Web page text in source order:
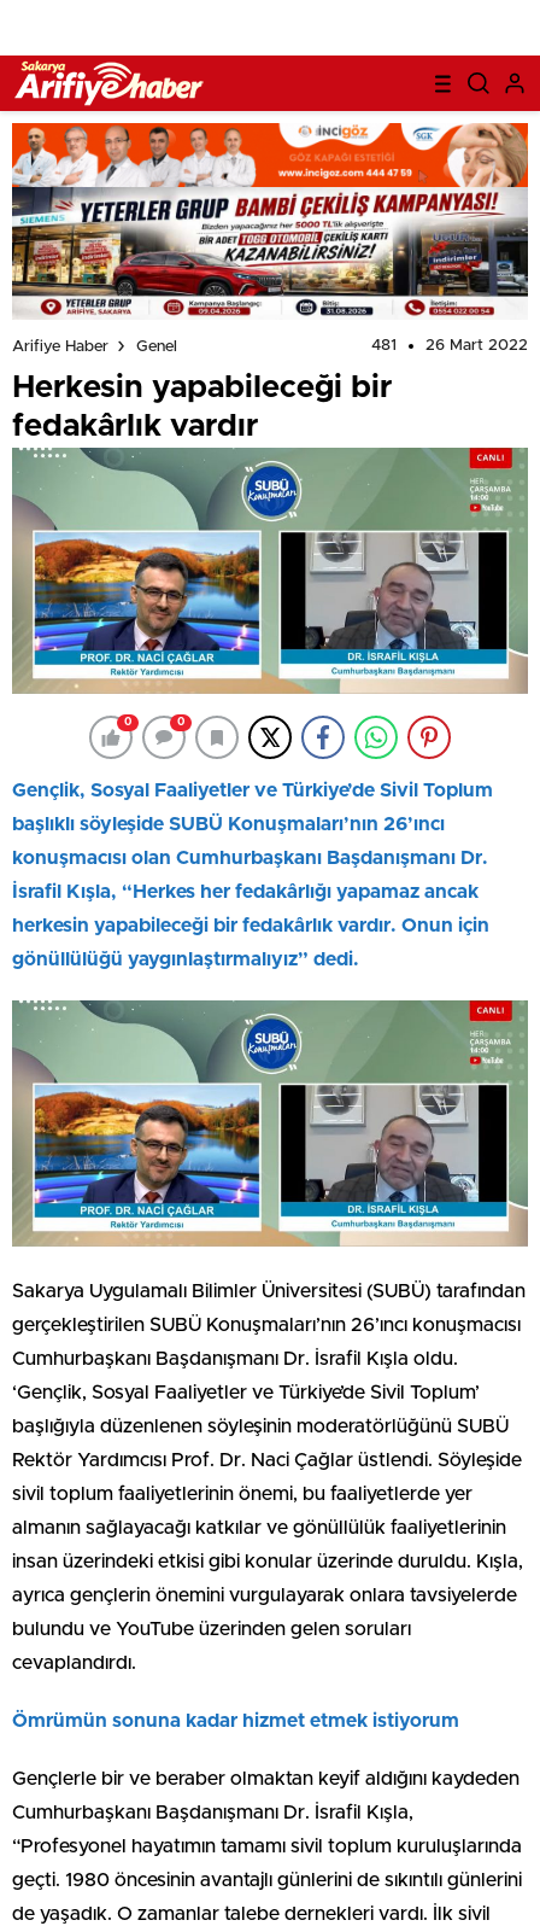
Arifiye Haber Genel 481 26 Mart 2022
Herkesin yapabileceği bir
fedakârlık vardır
0 0
Gençlik, Sosyal Faaliyetler ve Türkiye’de Sivil Toplum
başlıklı söyleşide SUBÜ Konuşmaları’nın 26’ıncı
konuşmacısı olan Cumhurbaşkanı Başdanışmanı Dr.
İsrafil Kışla, “Herkes her fedakârlığı yapamaz ancak
herkesin yapabileceği bir fedakârlık vardır. Onun için
gönüllülüğü yaygınlaştırmalıyız” dedi.
Sakarya Uygulamalı Bilimler Üniversitesi (SUBÜ) tarafından
gerçekleştirilen SUBÜ Konuşmaları’nın 26’ıncı konuşmacısı
Cumhurbaşkanı Başdanışmanı Dr. İsrafil Kışla oldu.
‘Gençlik, Sosyal Faaliyetler ve Türkiye’de Sivil Toplum’
başlığıyla düzenlenen söyleşinin moderatörlüğünü SUBÜ
Rektör Yardımcısı Prof. Dr. Naci Çağlar üstlendi. Söyleşide
sivil toplum faaliyetlerinin önemi, bu faaliyetlerde yer
almanın sağlayacağı katkılar ve gönüllülük faaliyetlerinin
insan üzerindeki etkisi gibi konular üzerinde duruldu. Kışla,
ayrıca gençlerin önemini vurgulayarak onlara tavsiyelerde
bulundu ve YouTube üzerinden gelen soruları
cevaplandırdı.
Ömrümün sonuna kadar hizmet etmek istiyorum
Gençlerle bir ve beraber olmaktan keyif aldığını kaydeden
Cumhurbaşkanı Başdanışmanı Dr. İsrafil Kışla,
“Profesyonel hayatımın tamamı sivil toplum kuruluşlarında
geçti. 1980 öncesinin avantajlı günlerini de sıkıntılı günlerini
de yaşadık. O zamanlar talebe dernekleri vardı. İlk sivil